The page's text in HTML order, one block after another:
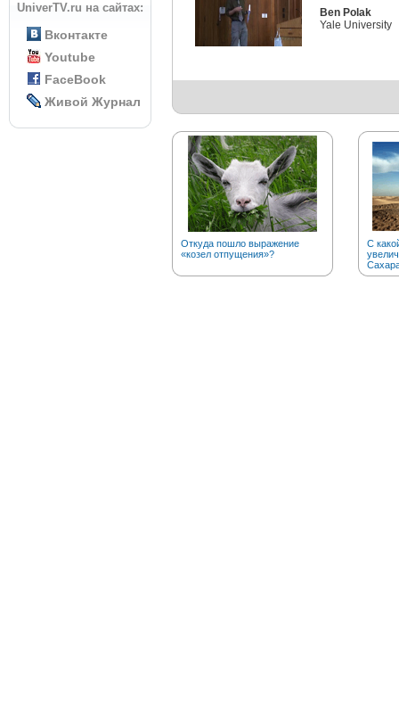
UniverTV.ru на сайтах:
Вконтакте
Youtube
FaceBook
Живой Журнал
Ben Polak
Yale University
Откуда пошло выражение
«козел отпущения»?
С